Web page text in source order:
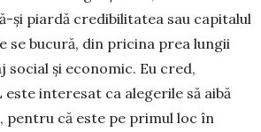
și piardă credibilitatea sau capitalul
se bucură, din pricina prea lungii
social și economic. Eu cred,
interesat ca alegerile să aibă
pentru că este pe primul loc în